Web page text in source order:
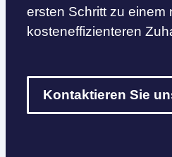
ersten Schritt zu einem
kosteneffizienteren
Kontaktieren Sie